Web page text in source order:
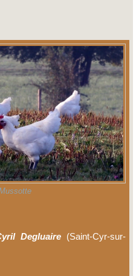
Degluaire(Saint-Cyr-sur-